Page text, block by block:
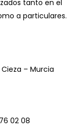
tanto en el
a particulares.
– Murcia
02 08